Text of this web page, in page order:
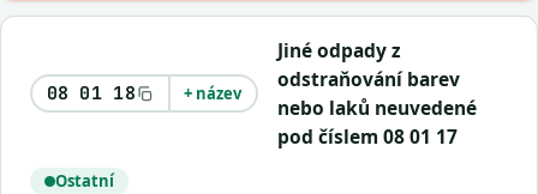
08 01 18 + název
Jiné odpady z
odstraňování barev
nebo laků neuvedené
pod číslem 08 01 17
Ostatní